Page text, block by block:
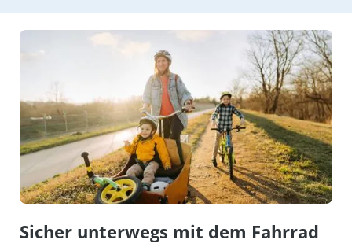
Sicher unterwegs mit dem Fahrrad